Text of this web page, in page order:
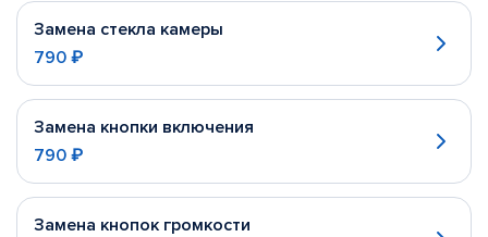
Замена стекла камеры
790 ₽
Замена кнопки включения
790 ₽
Замена кнопок громкости